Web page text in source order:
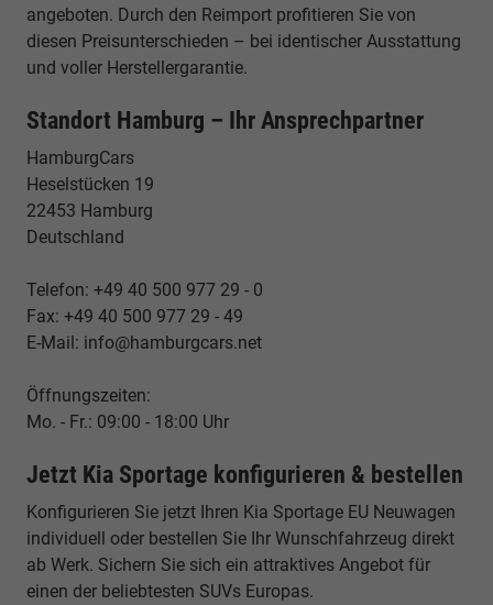
angeboten. Durch den Reimport profitieren Sie von
diesen Preisunterschieden – bei identischer Ausstattung
und voller Herstellergarantie.
Standort Hamburg – Ihr Ansprechpartner
HamburgCars
Heselstücken 19
22453 Hamburg
Deutschland
Telefon: +49 40 500 977 29 - 0
Fax: +49 40 500 977 29 - 49
E-Mail: info@hamburgcars.net
Öffnungszeiten:
Mo. - Fr.: 09:00 - 18:00 Uhr
Jetzt Kia Sportage konfigurieren & bestellen
Konfigurieren Sie jetzt Ihren Kia Sportage EU Neuwagen
individuell oder bestellen Sie Ihr Wunschfahrzeug direkt
ab Werk. Sichern Sie sich ein attraktives Angebot für
einen der beliebtesten SUVs Europas.